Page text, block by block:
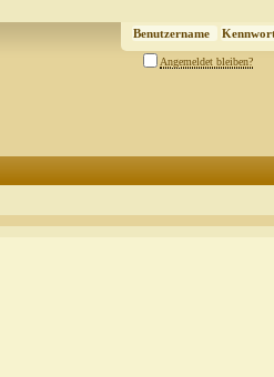
Angemeldet bleiben?